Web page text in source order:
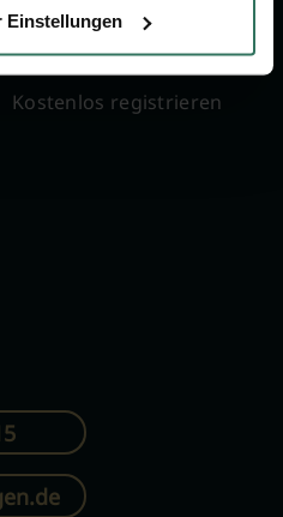
Einstellungen
FÜR BESTATTER
Online-Portal
Kostenlos registrieren